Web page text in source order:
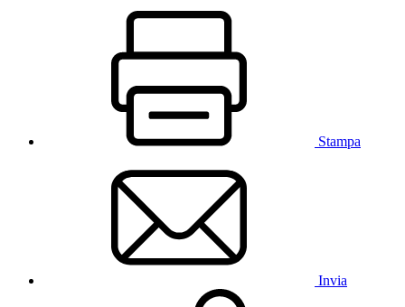
Stampa
Invia